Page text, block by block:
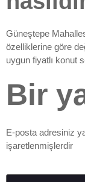
Güneştepe
özelliklerine göre
uygun fiyatlı konut
Bir
E-posta adresiniz
işaretlenmişlerdir